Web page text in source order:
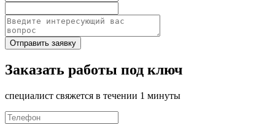
Отправить заявку
Заказать работы под ключ
специалист свяжется в течении 1 минуты